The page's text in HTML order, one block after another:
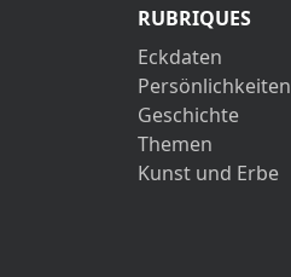
RUBRIQUES
Eckdaten
Persönlichkeiten
Geschichte
Themen
Kunst und Erbe